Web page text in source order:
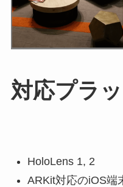
対応プラ
HoloLens 1, 2
ARKit対応のiOS端